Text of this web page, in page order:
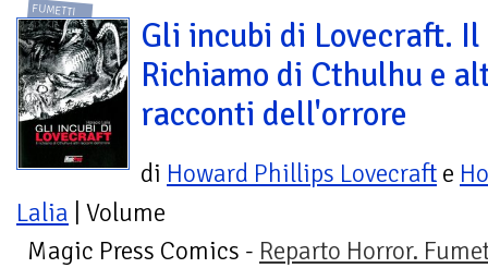
FUMETTI
Gli incubi di Lovecraft. Il
Richiamo di Cthulhu e
racconti dell'orrore
di Howard Phillips Lovecraft e
Lalia | Volume
Magic Press Comics - Reparto Horror.